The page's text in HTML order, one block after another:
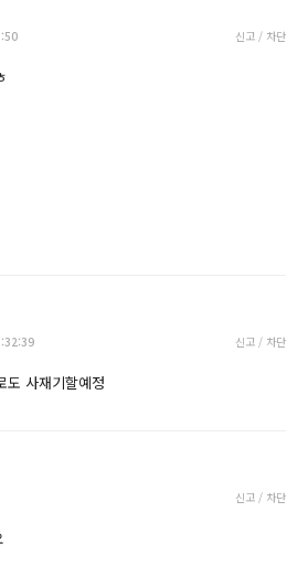
신고 / 차단
신고 / 차단
도 사재기할예정
신고 / 차단